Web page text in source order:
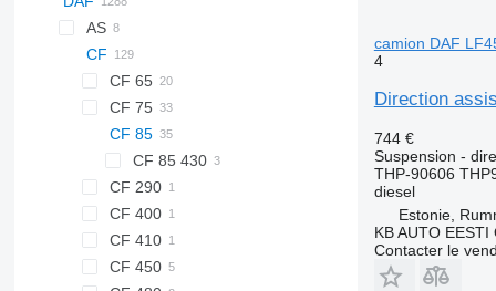
HD
1504
1604
Jumper
AS
CF
CF 65
CF 75
CF 75 250
CF 75 360
CF 85
CF 85 430
CF 290
CF 400
CF 410
CF 450
camion DAF
4
Direction
744 €
Suspension -
THP-90606
diesel
Estonie,
KB AUTO EESTI
Contacter le